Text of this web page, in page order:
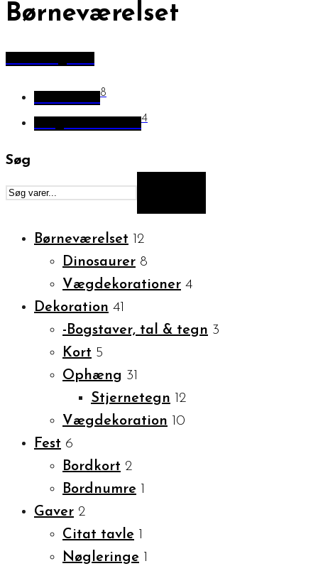
Børneværelset
8
4
Søg
Børneværelset 12
Dinosaurer 8
Vægdekorationer 4
Dekoration 41
-Bogstaver, tal & tegn 3
Kort 5
Ophæng 31
Stjernetegn 12
Vægdekoration 10
Fest 6
Bordkort 2
Bordnumre 1
Gaver 2
Citat tavle 1
Nøgleringe 1